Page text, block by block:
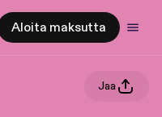
Aloita maksutta
Jaa